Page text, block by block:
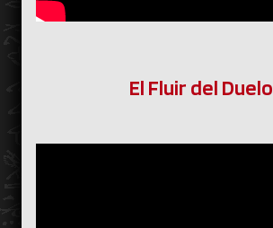
El Fluir del Duelo